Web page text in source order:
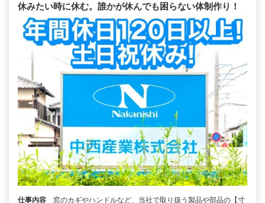
休みたい時に休む。誰かが休んでも困らない体制作り！
仕事内容
窓のカギやハンドルなど、当社で取り扱う製品や部品の【寸